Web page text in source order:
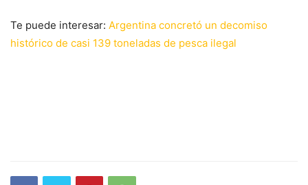
Te puede interesar: Argentina concretó un decomiso
histórico de casi 139 toneladas de pesca ilegal